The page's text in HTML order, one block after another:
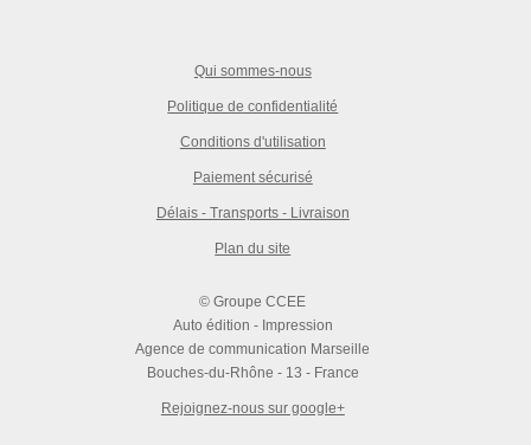
Qui sommes-nous
Politique de confidentialité
Conditions d'utilisation
Paiement sécurisé
Délais - Transports - Livraison
Plan du site
© Groupe CCEE
Auto édition - Impression
Agence de communication Marseille
Bouches-du-Rhône - 13 - France
Rejoignez-nous sur google+